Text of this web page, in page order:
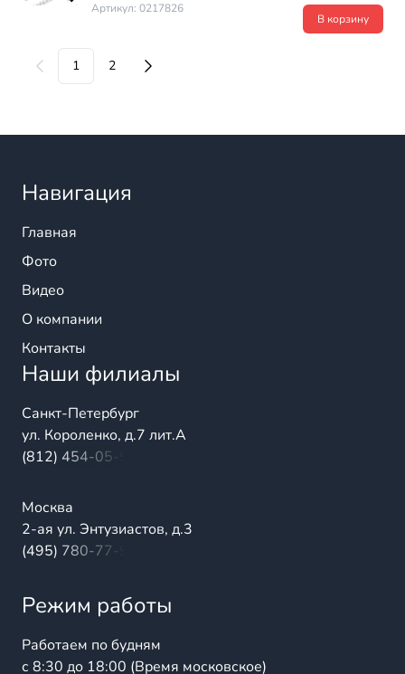
Артикул: 0217826
В корзину
1 2
Навигация
Главная
Фото
Видео
О компании
Контакты
Наши филиалы
Санкт-Петербург
ул. Короленко, д.7 лит.А
(812) 454-05-54
Москва
2-ая ул. Энтузиастов, д.3
(495) 780-77-98
Режим работы
Работаем по будням
с 8:30 до 18:00 (Время московское)